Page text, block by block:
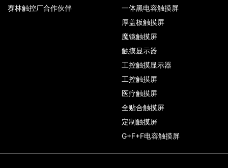
赛林触控厂合作伙伴
一体黑电容触摸屏
厚盖板触摸屏
魔镜触摸屏
触摸显示器
工控触摸显示器
工控触摸屏
医疗触摸屏
全贴合触摸屏
定制触摸屏
G+F+F电容触摸屏